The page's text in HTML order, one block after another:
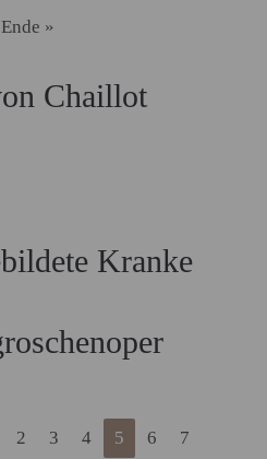
Ende »
Chaillot
Kranke
2 3 4 5 6
7